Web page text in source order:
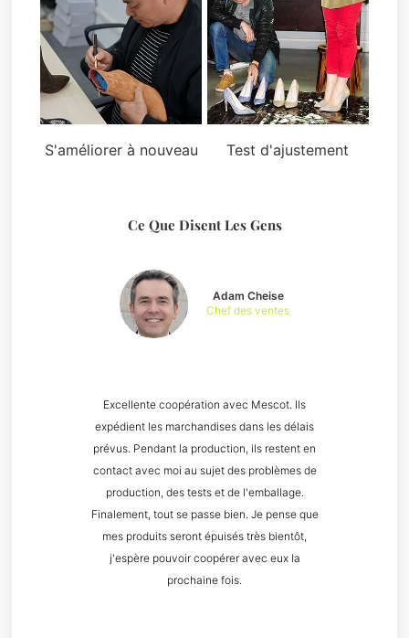
S'améliorer à nouveau Test d'ajustement
Ce Que Disent Les Gens
Excellente coopération avec Mescot. Ils
expédient les marchandises dans les délais
prévus. Pendant la production, ils restent en
contact avec moi au sujet des problèmes de
production, des tests et de l'emballage.
Finalement, tout se passe bien. Je pense que
mes produits seront épuisés très bientôt,
j'espère pouvoir coopérer avec eux la
prochaine fois.
Adam Cheise
Chef des ventes